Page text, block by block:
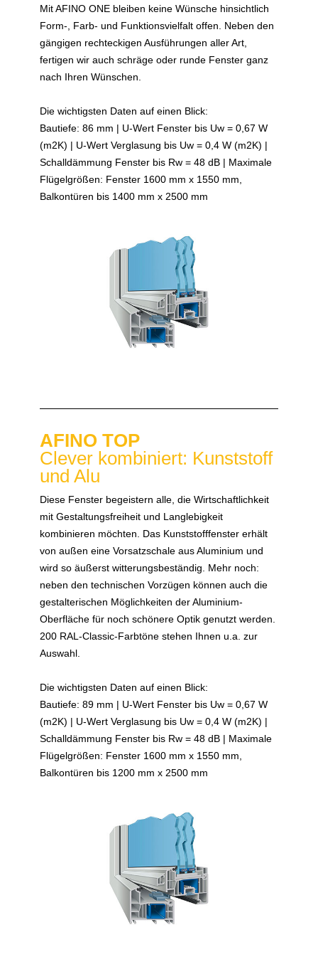
Mit AFINO ONE bleiben keine Wünsche hinsichtlich
Form-, Farb- und Funktionsvielfalt offen. Neben den
gängigen rechteckigen Ausführungen aller Art,
fertigen wir auch schräge oder runde Fenster ganz
nach Ihren Wünschen.
Die wichtigsten Daten auf einen Blick:
Bautiefe: 86 mm | U-Wert Fenster bis Uw = 0,67 W
(m2K) | U-Wert Verglasung bis Uw = 0,4 W (m2K) |
Schalldämmung Fenster bis Rw = 48 dB | Maximale
Flügelgrößen: Fenster 1600 mm x 1550 mm,
Balkontüren bis 1400 mm x 2500 mm
AFINO TOP
Clever kombiniert: Kunststoff
und Alu
Diese Fenster begeistern alle, die Wirtschaftlichkeit
mit Gestaltungsfreiheit und Langlebigkeit
kombinieren möchten. Das Kunststofffenster erhält
von außen eine Vorsatzschale aus Aluminium und
wird so äußerst witterungsbeständig. Mehr noch:
neben den technischen Vorzügen können auch die
gestalterischen Möglichkeiten der Aluminium-
Oberfläche für noch schönere Optik genutzt werden.
200 RAL-Classic-Farbtöne stehen Ihnen u.a. zur
Auswahl.
Die wichtigsten Daten auf einen Blick:
Bautiefe: 89 mm | U-Wert Fenster bis Uw = 0,67 W
(m2K) | U-Wert Verglasung bis Uw = 0,4 W (m2K) |
Schalldämmung Fenster bis Rw = 48 dB | Maximale
Flügelgrößen: Fenster 1600 mm x 1550 mm,
Balkontüren bis 1200 mm x 2500 mm